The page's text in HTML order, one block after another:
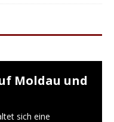
Moldau und
sich eine